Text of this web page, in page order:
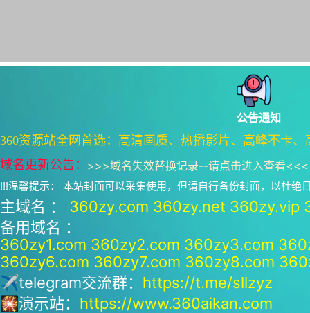
公告通知
360资源站全网首选：高清画质、热播影片、高峰不卡
域名更新公告： >>>域名失效替换记录--请点击进入查看<<<
!!!温馨提示： 本站封面可以采集使用，但请自行备份封面，以杜绝
主域名 ： 360zy.com 360zy.net 360zy.vip
备用域名 ：
360zy1.com 360zy2.com 360zy3.com
360zy6.com 360zy7.com 360zy8.com
✈telegram交流群： https://t.me/sllzyz
🎇演示站： https://www.360aikan.com